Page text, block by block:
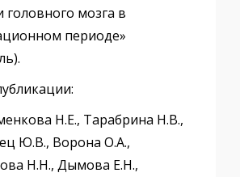
головного мозга в
периоде»
Н.Е., Тарабрина Н.В.,
Ю.В., Ворона О.А.,
Н.Н., Дымова Е.Н.,